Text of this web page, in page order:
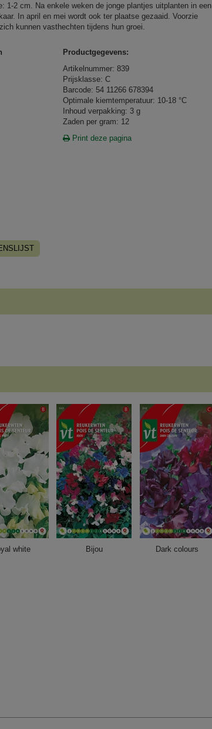
1-2 cm. Na enkele weken de jonge plantjes uitplanten in een
In april en mei wordt ook ter plaatse gezaaid. Voorzie
kunnen vasthechten tijdens hun groei.
Productgegevens:
Artikelnummer: 839
Prijsklasse: C
Barcode: 54 11266 678394
Optimale kiemtemperatuur: 10-18 °C
Inhoud verpakking: 3 g
Zaden per gram: 12
Print deze pagina
white Bijou Dark colours